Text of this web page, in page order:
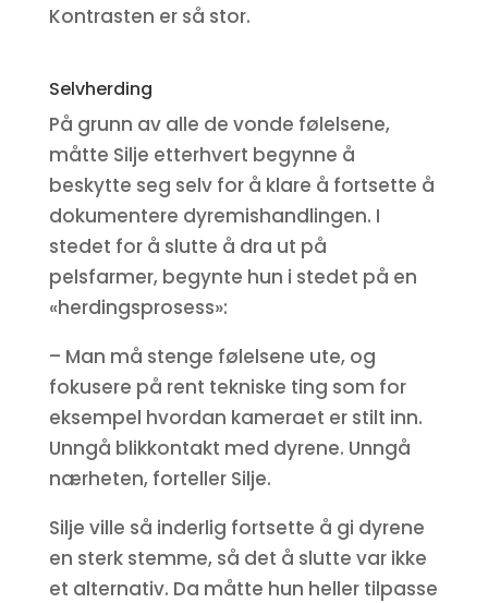
Kontrasten er så stor.
Selvherding
På grunn av alle de vonde følelsene,
måtte Silje etterhvert begynne å
beskytte seg selv for å klare å fortsette å
dokumentere dyremishandlingen. I
stedet for å slutte å dra ut på
pelsfarmer, begynte hun i stedet på en
«herdingsprosess»:
– Man må stenge følelsene ute, og
fokusere på rent tekniske ting som for
eksempel hvordan kameraet er stilt inn.
Unngå blikkontakt med dyrene. Unngå
nærheten, forteller Silje.
Silje ville så inderlig fortsette å gi dyrene
en sterk stemme, så det å slutte var ikke
et alternativ. Da måtte hun heller tilpasse